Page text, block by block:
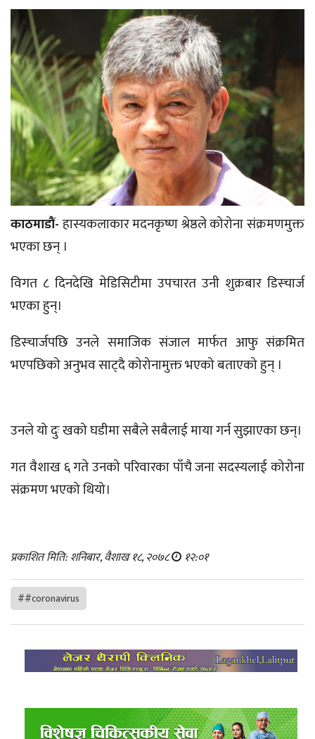
काठमाडौं-हास्यकलाकार मदनकृष्ण श्रेष्ठले कोरोना संक्रमणमुक्त
भएका छन् ।
विगत ८ दिनदेखि मेडिसिटीमा उपचारत उनी शुक्रबार डिस्चार्ज
भएका हुन्।
डिस्चार्जपछि उनले समाजिक संजाल मार्फत आफु संक्रमित
भएपछिको अनुभव साट्दै कोरोनामुक्त भएको बताएको हुन् ।
उनले यो दुः खको घडीमा सबैले सबैलाई माया गर्न सुझाएका छन्।
गत वैशाख ६ गते उनको परिवारका पाँचै जना सदस्यलाई कोरोना
संक्रमण भएको थियो।
प्रकाशित मिति: शनिबार, वैशाख १८, २०७८ १२:०१
##coronavirus